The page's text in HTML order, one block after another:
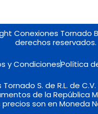
Conexiones Tornado
derechos reservados.
y CondicionesPolítica
S. de R.L. de
de la República
precios son en Moneda